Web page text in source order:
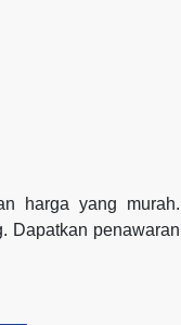
harga yang murah.
Dapatkan penawaran